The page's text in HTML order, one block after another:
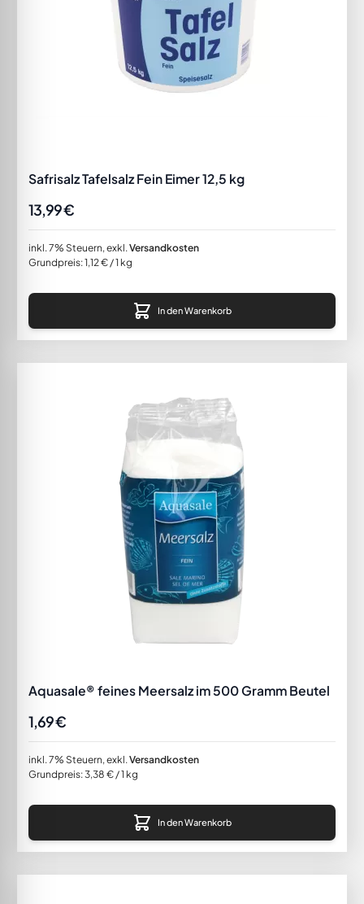
Safrisalz Tafelsalz Fein Eimer 12,5 kg
13,99 €
inkl. 7% Steuern,exkl.Versandkosten
Grundpreis:1,12 €/ 1 kg
In den Warenkorb
Aquasale® feines Meersalz im 500 Gramm Beutel
1,69 €
inkl. 7% Steuern,exkl.Versandkosten
Grundpreis:3,38 €/ 1 kg
In den Warenkorb